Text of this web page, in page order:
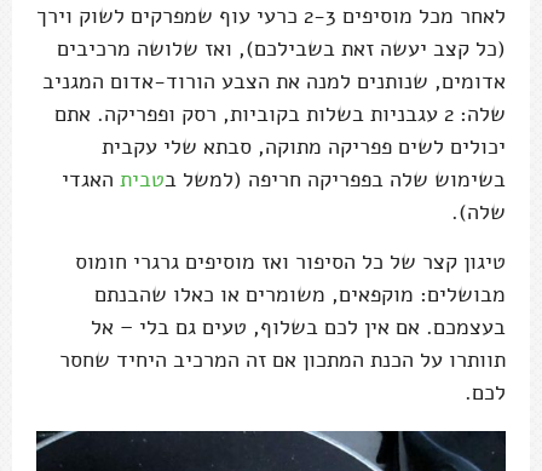
לאחר מכל מוסיפים 2-3 כרעי עוף שמפרקים לשוק וירך
(כל קצב יעשה זאת בשבילכם), ואז שלושה מרכיבים
אדומים, שנותנים למנה את הצבע הורוד-אדום המגניב
שלה: 2 עגבניות בשלות בקוביות, רסק ופפריקה. אתם
יכולים לשים פפריקה מתוקה, סבתא שלי עקבית
בשימוש שלה בפפריקה חריפה (למשל בטבית האגדי
שלה).
טיגון קצר של כל הסיפור ואז מוסיפים גרגרי חומוס
מבושלים: מוקפאים, משומרים או כאלו שהבנתם
בעצמכם. אם אין לכם בשלוף, טעים גם בלי – אל
תוותרו על הכנת המתכון אם זה המרכיב היחיד שחסר
לכם.